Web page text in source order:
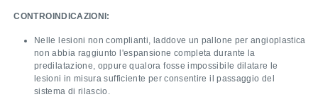
CONTROINDICAZIONI:
Nelle lesioni non complianti, laddove un pallone per angioplastica
non abbia raggiunto l'espansione completa durante la
predilatazione, oppure qualora fosse impossibile dilatare le
lesioni in misura sufficiente per consentire il passaggio del
sistema di rilascio.